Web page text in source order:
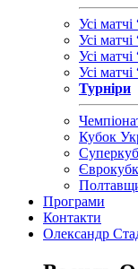
Усі
Усі
Усі
Усі
Турніри
Кубок
Програми
Контакти
Олександр